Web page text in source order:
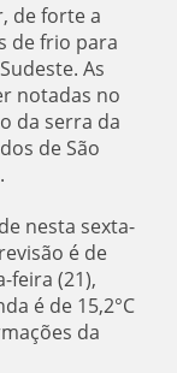
de forte a
de frio para
As
notadas no
da serra da
de São
.
nesta sexta-
é de
feira (21),
é de 15,2°C
da